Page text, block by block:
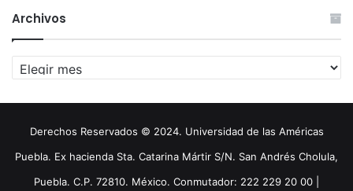
Archivos
Archivos
Derechos Reservados © 2024. Universidad de las Américas
Puebla. Ex hacienda Sta. Catarina Mártir S/N. San Andrés Cholula,
Puebla. C.P. 72810. México. Conmutador: 222 229 20 00 |